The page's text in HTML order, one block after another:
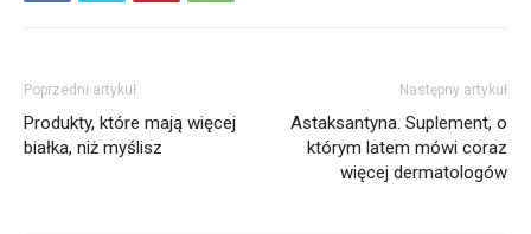
Poprzedni artykuł
Produkty, które mają więcej
białka, niż myślisz
Następny artykuł
Astaksantyna. Suplement, o
którym latem mówi coraz
więcej dermatologów